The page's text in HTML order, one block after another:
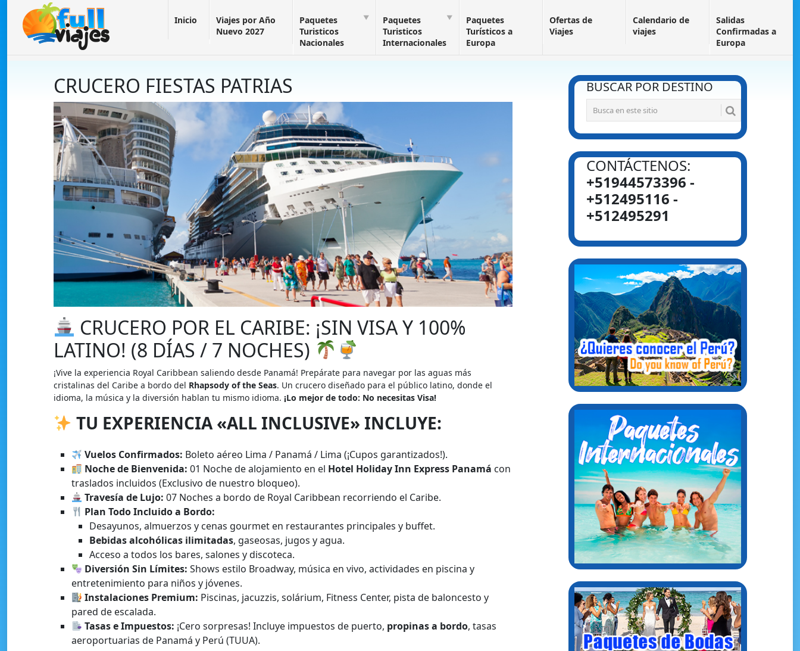
Inicio
Viajes por Año
Nuevo 2027
Paquetes
Turisticos
Nacionales
Paquetes
Turisticos
Internacionales
Paquetes
Turísticos a
Europa
Ofertas de
Viajes
Calendario de
viajes
Salidas
Confirmadas a
Europa
CRUCERO FIESTAS PATRIAS
CRUCERO POR EL CARIBE: ¡SIN VISA Y 100%
LATINO! (8 DÍAS / 7 NOCHES)
¡Vive la experiencia Royal Caribbean saliendo desde Panamá! Prepárate para navegar por las aguas más
cristalinas del Caribe a bordo del Rhapsody of the Seas. Un crucero diseñado para el público latino, donde el
idioma, la música y la diversión hablan tu mismo idioma. ¡Lo mejor de todo: No necesitas Visa!
TU EXPERIENCIA «ALL INCLUSIVE» INCLUYE:
Vuelos Confirmados: Boleto aéreo Lima / Panamá / Lima (¡Cupos garantizados!).
Noche de Bienvenida: 01 Noche de alojamiento en el Hotel Holiday Inn Express Panamá con
traslados incluidos (Exclusivo de nuestro bloqueo).
Travesía de Lujo: 07 Noches a bordo de Royal Caribbean recorriendo el Caribe.
Plan Todo Incluido a Bordo:
Desayunos, almuerzos y cenas gourmet en restaurantes principales y buffet.
Bebidas alcohólicas ilimitadas, gaseosas, jugos y agua.
Acceso a todos los bares, salones y discoteca.
Diversión Sin Límites: Shows estilo Broadway, música en vivo, actividades en piscina y
entretenimiento para niños y jóvenes.
Instalaciones Premium: Piscinas, jacuzzis, solárium, Fitness Center, pista de baloncesto y
pared de escalada.
Tasas e Impuestos: ¡Cero sorpresas! Incluye impuestos de puerto, propinas a bordo, tasas
aeroportuarias de Panamá y Perú (TUUA).
BUSCAR POR DESTINO
CONTÁCTENOS:
+51944573396 -
+512495116 -
+512495291